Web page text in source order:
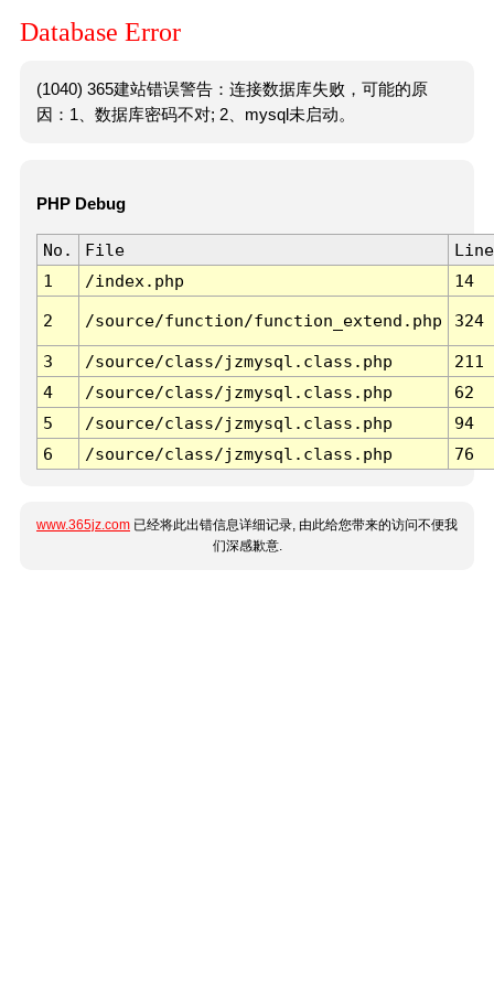
Database Error
(1040) 365建站错误警告：连接数据库失败，可能的原
因：1、数据库密码不对; 2、mysql未启动。
PHP Debug
No. File
Line
1
/index.php 14
2 /source/function/function_extend.php 324
3 /source/class/jzmysql.class.php
211
4
/source/class/jzmysql.class.php
62
5
/source/class/jzmysql.class.php
94
6
/source/class/jzmysql.class.php 76
www.365jz.com 已经将此出错信息详细记录, 由此给您带来的访问不便我
们深感歉意.